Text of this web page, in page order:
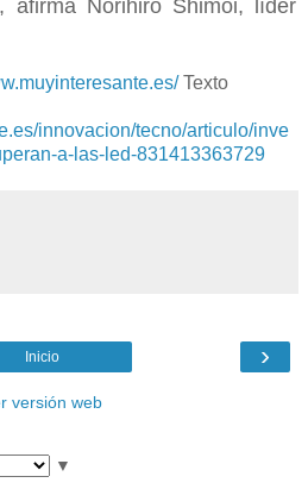
afirma Norihiro Shimoi, líder
Texto
innovacion/tecno/articulo/inve
a-las-led-831413363729
›
Inicio
versión web
▼